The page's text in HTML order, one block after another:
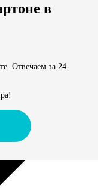
в
Отвечаем за 24